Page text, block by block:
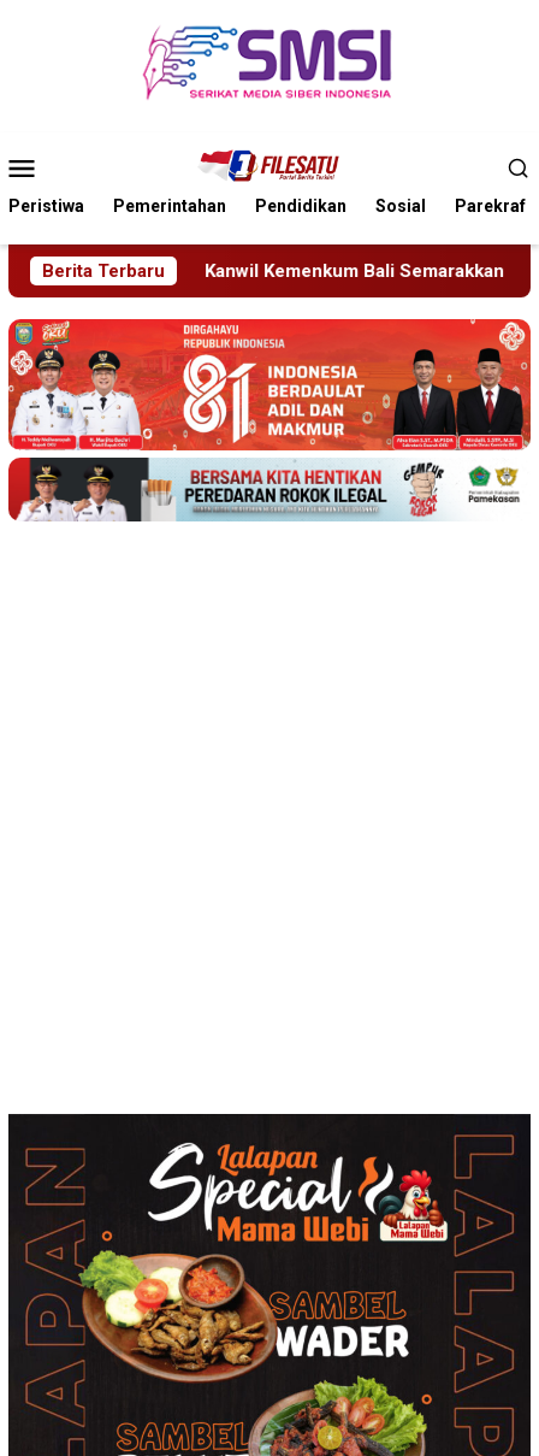
Mobile
Peristiwa Pemerintahan Pendidikan Sosial Parekraf
Berita Terbaru
Kemenkum Bali Semarakkan Hari Pengayoman ke-81